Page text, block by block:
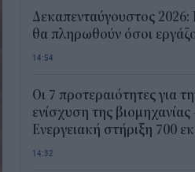
Δεκαπενταύγουστος
θα πληρωθούν όσοι
14:54
Οι 7 προτεραιότητες για
ενίσχυση της βιομηχανίας
Ενεργειακή στήριξη 700
14:32